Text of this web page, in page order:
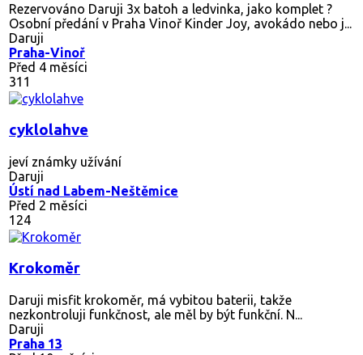
Rezervováno Daruji 3x batoh a ledvinka, jako komplet ?
Osobní předání v Praha Vinoř Kinder Joy, avokádo nebo j...
Daruji
Praha-Vinoř
Před 4 měsíci
311
cyklolahve
jeví známky užívání
Daruji
Ústí nad Labem-Neštěmice
Před 2 měsíci
124
Krokoměr
Daruji misfit krokoměr, má vybitou baterii, takže
nezkontroluji funkčnost, ale měl by být funkční. N...
Daruji
Praha 13